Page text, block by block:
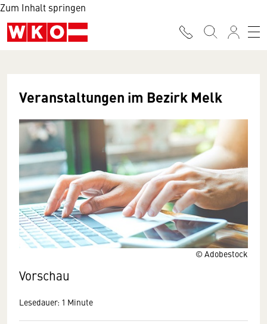
Zum Inhalt springen
© Adobestock
Veranstaltungen im Bezirk Melk
Vorschau
Lesedauer: 1 Minute